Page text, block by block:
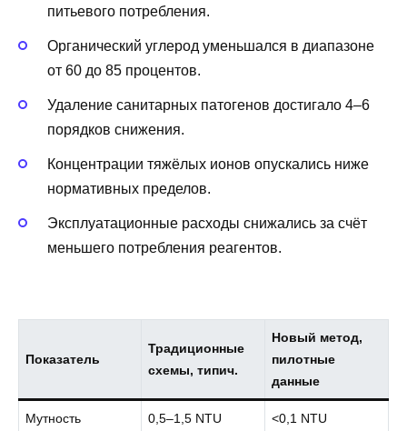
питьевого потребления.
Органический углерод уменьшался в диапазоне
от 60 до 85 процентов.
Удаление санитарных патогенов достигало 4–6
порядков снижения.
Концентрации тяжёлых ионов опускались ниже
нормативных пределов.
Эксплуатационные расходы снижались за счёт
меньшего потребления реагентов.
Показатель
Традиционные
схемы, типич.
Новый метод,
пилотные
данные
Мутность 0,5–1,5 NTU <0,1 NTU